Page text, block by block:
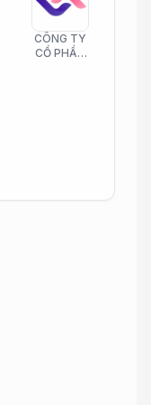
CÔNG TY
CỔ PHẦN